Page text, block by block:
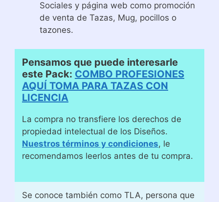
Sociales y página web como promoción
de venta de Tazas, Mug, pocillos o
tazones.
Pensamos que puede interesarle
este Pack: COMBO PROFESIONES
AQUÍ TOMA PARA TAZAS CON
LICENCIA
La compra no transfiere los derechos de
propiedad intelectual de los Diseños.
Nuestros términos y condiciones, le
recomendamos leerlos antes de tu compra.
Se conoce también como TLA, persona que